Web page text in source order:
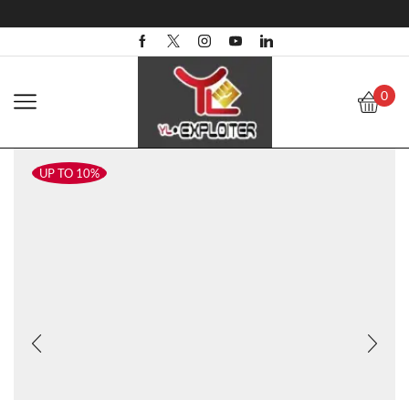
0
UP TO 10%